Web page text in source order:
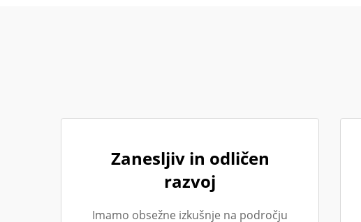
Zanesljiv in odličen
razvoj
Imamo obsežne izkušnje na področju